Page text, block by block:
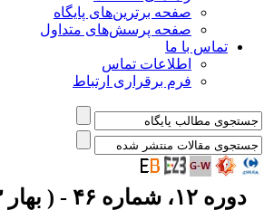
صفحه برترین‌های پایگاه
صفحه پرسش‌های متداول
تماس با ما
اطلاعات تماس
فرم برقراری ارتباط
دوره ۱۲، شماره ۴۶ - ( بهار ۱۴۰۳ )